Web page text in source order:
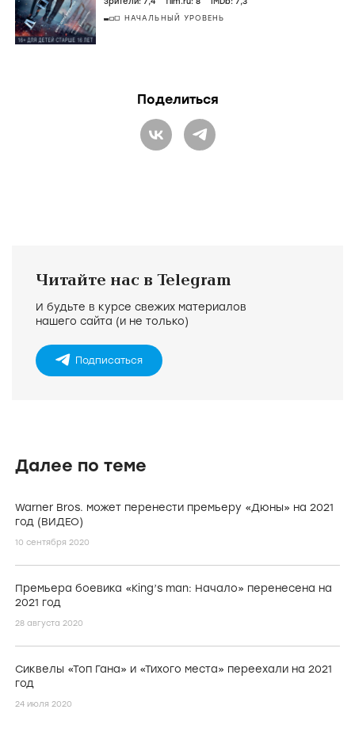
НАЧАЛЬНЫЙ УРОВЕНЬ
Поделиться
Читайте нас в Telegram
И будьте в курсе свежих материалов
нашего сайта (и не только)
Подписаться
Далее по теме
Warner Bros. может перенести премьеру «Дюны» на 2021
год (ВИДЕО)
10 сентября 2020
Премьера боевика «King’s man: Начало» перенесена на
2021 год
28 августа 2020
Сиквелы «Топ Гана» и «Тихого места» переехали на 2021
год
24 июля 2020